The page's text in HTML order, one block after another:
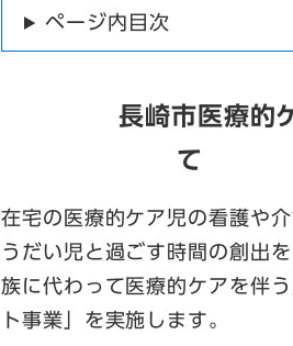
ページ内目次
長崎市医療的
て
在宅の医療的ケア児の看護や
うだい児と過ごす時間の創出
族に代わって医療的ケアを伴
ト事業」を実施します。